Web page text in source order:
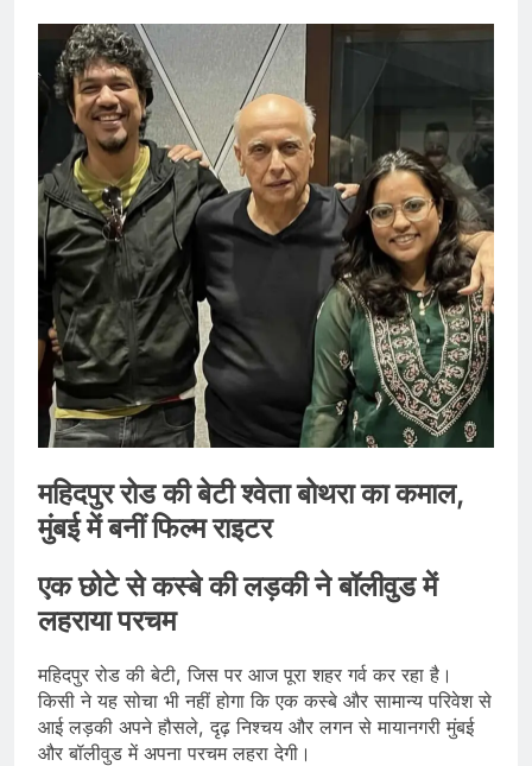
महिदपुर रोड की बेटी श्वेता बोथरा का कमाल,
मुंबई में बनीं फिल्म राइटर
एक छोटे से कस्बे की लड़की ने बॉलीवुड में
लहराया परचम
महिदपुर रोड की बेटी, जिस पर आज पूरा शहर गर्व कर रहा है।
किसी ने यह सोचा भी नहीं होगा कि एक कस्बे और सामान्य परिवेश से
आई लड़की अपने हौसले, दृढ़ निश्चय और लगन से मायानगरी मुंबई
और बॉलीवुड में अपना परचम लहरा देगी।